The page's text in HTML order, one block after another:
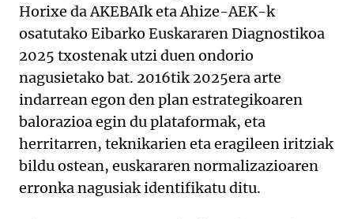
Horixe da AKEBAIk eta Ahize-AEK-k
osatutako Eibarko Euskararen Diagnostikoa
2025 txostenak utzi duen ondorio
nagusietako bat. 2016tik 2025era arte
indarrean egon den plan estrategikoaren
balorazioa egin du plataformak, eta
herritarren, teknikarien eta eragileen iritziak
bildu ostean, euskararen normalizazioaren
erronka nagusiak identifikatu ditu.